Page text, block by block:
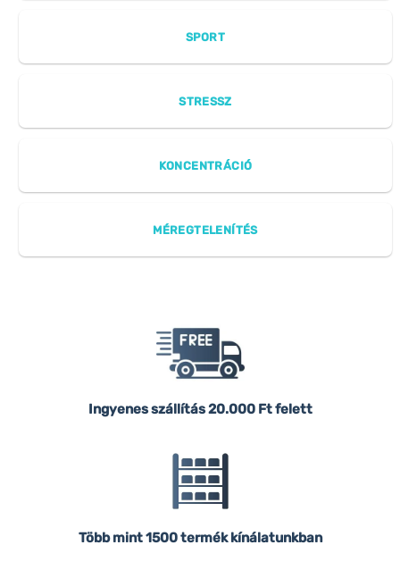
SPORT
STRESSZ
KONCENTRÁCIÓ
MÉREGTELENÍTÉS
Ingyenes szállítás20.000 Ft felett
Több mint 1500 termék kínálatunkban